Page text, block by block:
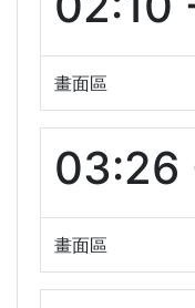
畫面區
03:26
畫面區